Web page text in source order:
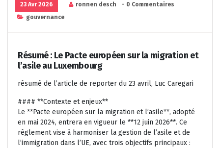
23 Avr 2026 ronnen desch
- 0 Commentaires
gouvernance
Résumé : Le Pacte européen sur la migration et
l’asile au Luxembourg
résumé de l’article de reporter du 23 avril, Luc Caregari
#### **Contexte et enjeux**
Le **Pacte européen sur la migration et l’asile**, adopté
en mai 2024, entrera en vigueur le **12 juin 2026**. Ce
règlement vise à harmoniser la gestion de l’asile et de
l’immigration dans l’UE, avec trois objectifs principaux :